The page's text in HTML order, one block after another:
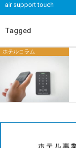
air support touch
Tagged
ホテルコラム